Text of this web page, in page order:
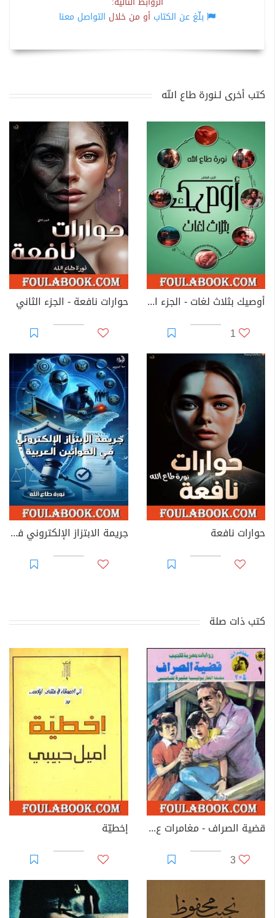
بلّغ عن الكتاب أو من خلال التواصل معنا
كتب أخرى لـنورة طاع الله
أوصيك بثلاث لغات - الجزء العاشر
1
حوارات نافعة - الجزء الثاني
حوارات نافعة جريمة الابتزاز الإلكتروني في القوانين العربية
كتب ذات صلة
قضية الصراف - مغامرات ع×2
3
إخطيّة